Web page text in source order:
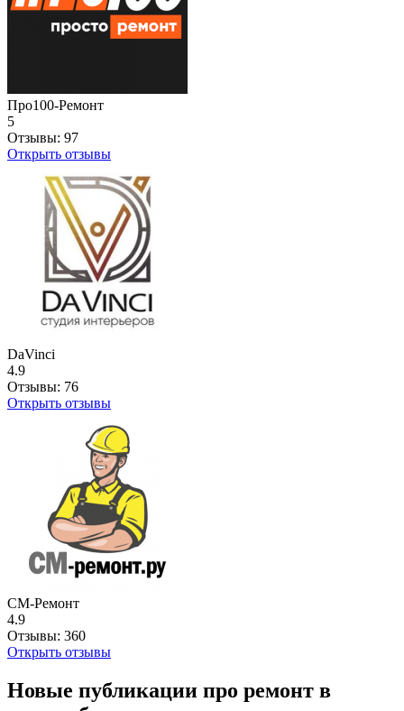
Про100-Ремонт
5
Отзывы: 97
Открыть отзывы
DaVinci
4.9
Отзывы: 76
Открыть отзывы
СМ-Ремонт
4.9
Отзывы: 360
Открыть отзывы
Новые публикации про ремонт в